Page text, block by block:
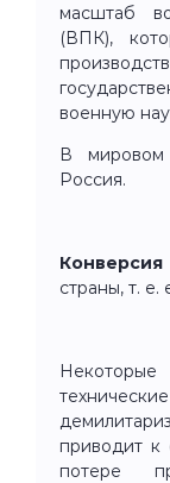
масштаб
(ВПК),
военную
В
Россия.
Конверсия
страны, т.
Некоторые
приводит к
потере